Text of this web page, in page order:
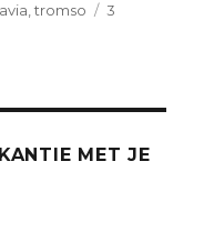
,tromso
3
MET JE